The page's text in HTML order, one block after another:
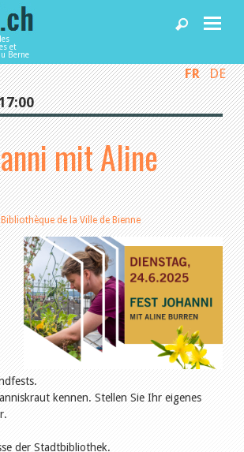
et
Berne
FR DE
mit Aline
de la Ville de Bienne
kennen. Stellen Sie Ihr eigenes
der Stadtbibliothek.